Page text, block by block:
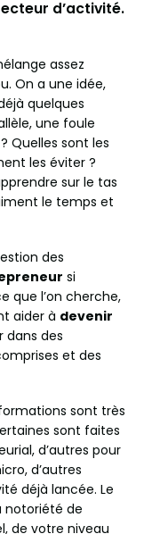
d’activité.
assez
On a une idée,
quelques
une foule
Quelles sont les
les éviter ?
sur le tas
le temps et
des
si
que l’on cherche,
aider à devenir
dans des
et des
sont très
sont faites
d’autres pour
d’autres
déjà lancée. Le
notoriété de
de votre niveau